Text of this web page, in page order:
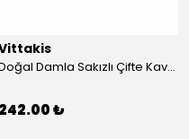
Doğal Damla Sakızlı Çifte Kavrulmuş Lokum 400 gr.
242.00 ₺